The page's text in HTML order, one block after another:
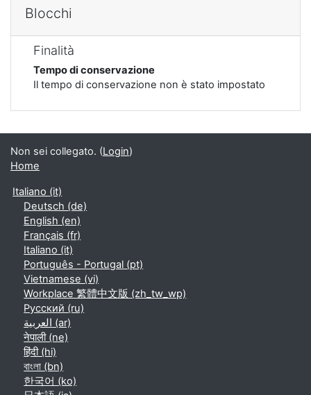
Blocchi
Finalità
Tempo di conservazione
Il tempo di conservazione non è stato impostato
Non sei collegato. (Login)
Home
Italiano ‎(it)‎
Deutsch ‎(de)‎
English ‎(en)‎
Français ‎(fr)‎
Italiano ‎(it)‎
Português - Portugal ‎(pt)‎
Vietnamese ‎(vi)‎
Workplace 繁體中文版 ‎(zh_tw_wp)‎
Русский ‎(ru)‎
العربية ‎(ar)‎
नेपाली ‎(ne)‎
हिंदी ‎(hi)‎
বাংলা ‎(bn)‎
한국어 ‎(ko)‎